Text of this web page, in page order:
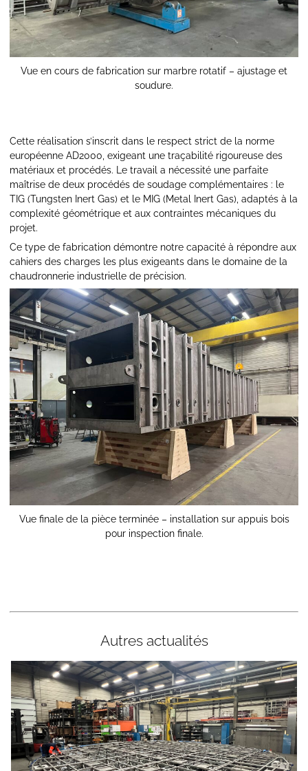
Vue en cours de fabrication sur marbre rotatif – ajustage et
soudure.
Cette réalisation s’inscrit dans le respect strict de la norme
européenne AD2000, exigeant une traçabilité rigoureuse des
matériaux et procédés. Le travail a nécessité une parfaite
maîtrise de deux procédés de soudage complémentaires : le
TIG (Tungsten Inert Gas) et le MIG (Metal Inert Gas), adaptés à la
complexité géométrique et aux contraintes mécaniques du
projet.
Ce type de fabrication démontre notre capacité à répondre aux
cahiers des charges les plus exigeants dans le domaine de la
chaudronnerie industrielle de précision.
Vue finale de la pièce terminée – installation sur appuis bois
pour inspection finale.
Autres actualités